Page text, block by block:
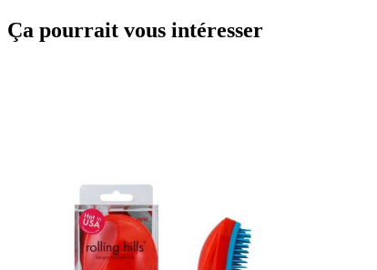
Ça pourrait vous intéresser